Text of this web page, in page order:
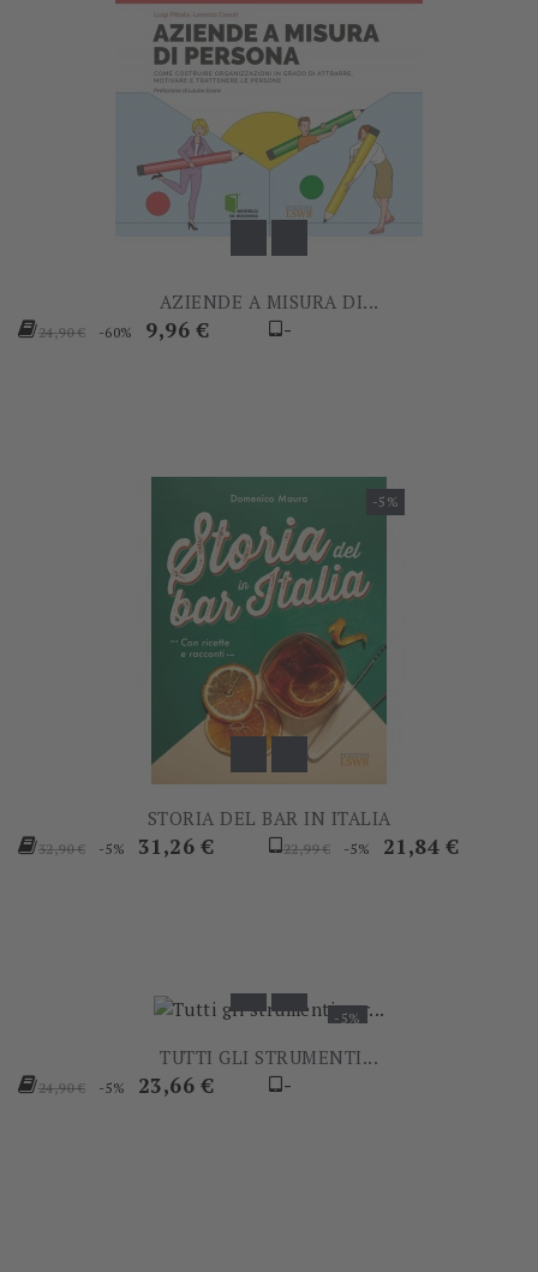
AZIENDE A MISURA DI...
Prezzo
24,90 € -60% Prezzo
9,96 € -
-5%
STORIA DEL BAR IN ITALIA
Prezzo
32,90 € -5% Prezzo
31,26 €
Prezzo
22,99 € -5% Prezzo
21,84 €
-5%
TUTTI GLI STRUMENTI...
Prezzo
24,90 € -5% Prezzo
23,66 € -